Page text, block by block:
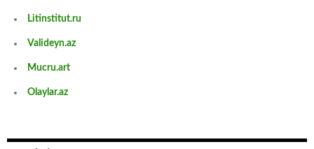
Litinstitut.ru
Valideyn.az
Mucru.art
Olaylar.az